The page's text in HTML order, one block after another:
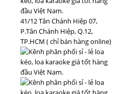
41/12 Tân Chánh Hiệp 07,
P.Tân Chánh Hiệp, Q.12,
TP.HCM ( chỉ bán hàng online)